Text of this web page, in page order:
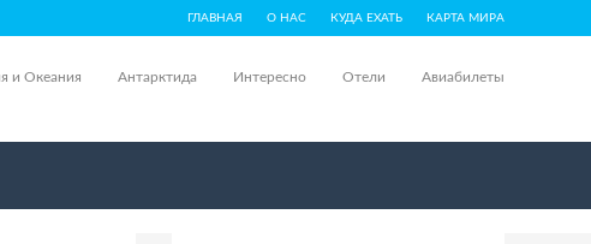
ГЛАВНАЯ О НАС КУДА ЕХАТЬ КАРТА МИРА
и Океания Антарктида Интересно Отели Авиабилеты